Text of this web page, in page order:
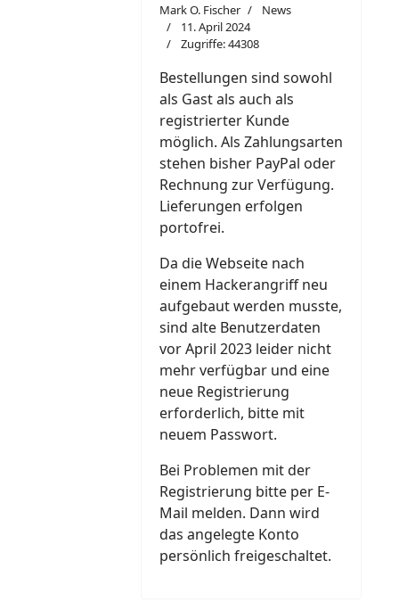
Mark O. Fischer
News
11. April 2024
Zugriffe: 44308
Bestellungen sind sowohl
als Gast als auch als
registrierter Kunde
möglich. Als Zahlungsarten
stehen bisher PayPal oder
Rechnung zur Verfügung.
Lieferungen erfolgen
portofrei.
Da die Webseite nach
einem Hackerangriff neu
aufgebaut werden musste,
sind alte Benutzerdaten
vor April 2023 leider nicht
mehr verfügbar und eine
neue Registrierung
erforderlich, bitte mit
neuem Passwort.
Bei Problemen mit der
Registrierung bitte per E-
Mail melden. Dann wird
das angelegte Konto
persönlich freigeschaltet.